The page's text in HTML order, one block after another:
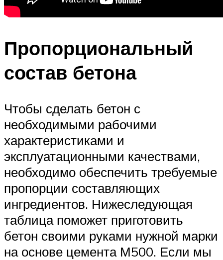
Пропорциональный
состав бетона
Чтобы сделать бетон с
необходимыми рабочими
характеристиками и
эксплуатационными качествами,
необходимо обеспечить требуемые
пропорции составляющих
ингредиентов. Нижеследующая
таблица поможет приготовить
бетон своими руками нужной марки
на основе цемента М500. Если мы